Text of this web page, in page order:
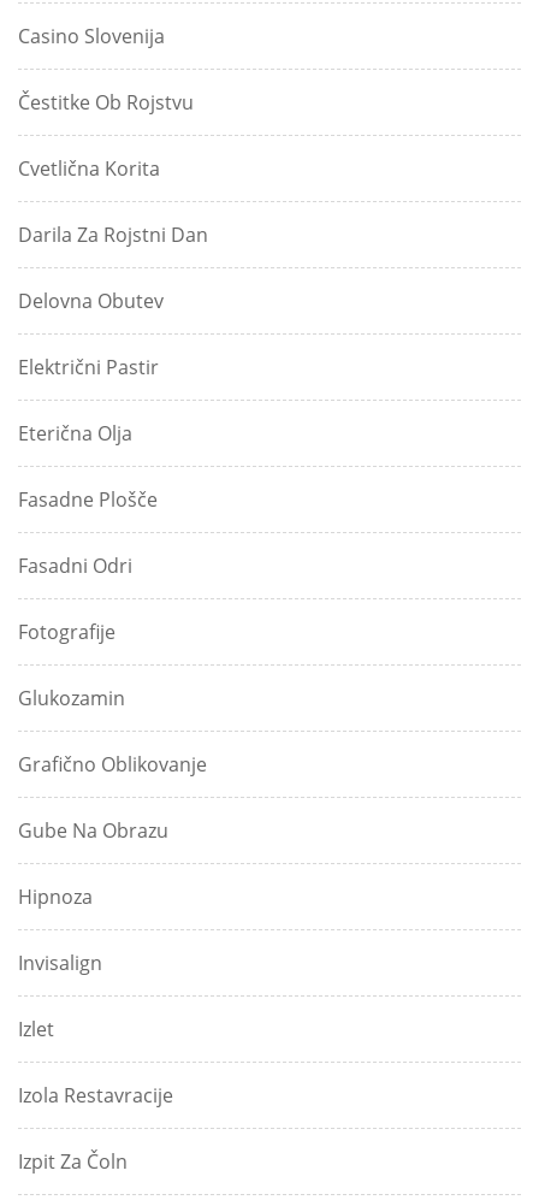
Casino Slovenija
Čestitke Ob Rojstvu
Cvetlična Korita
Darila Za Rojstni Dan
Delovna Obutev
Električni Pastir
Eterična Olja
Fasadne Plošče
Fasadni Odri
Fotografije
Glukozamin
Grafično Oblikovanje
Gube Na Obrazu
Hipnoza
Invisalign
Izlet
Izola Restavracije
Izpit Za Čoln